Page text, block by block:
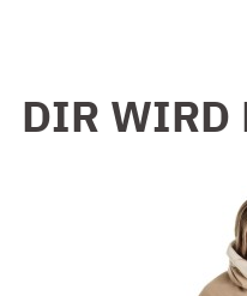
DIR WIRD